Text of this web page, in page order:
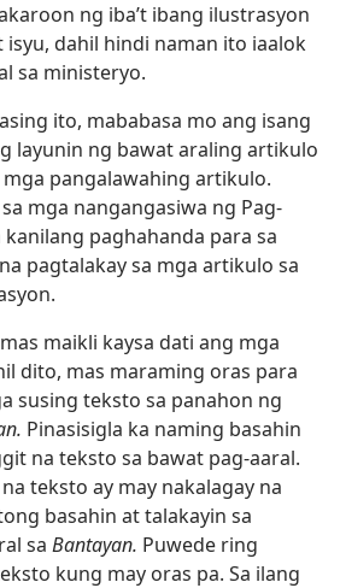
ng iba’t ibang ilustrasyon
isyu, dahil hindi naman ito iaalok
sa ministeryo.
ito, mababasa mo ang isang
layunin ng bawat araling artikulo
pangalawahing artikulo.
mga nangangasiwa ng Pag-
kanilang paghahanda para sa
pagtalakay sa mga artikulo sa
maikli kaysa dati ang mga
dito, mas maraming oras para
susing teksto sa panahon ng
Pinasisigla ka naming basahin
na teksto sa bawat pag-aaral.
teksto ay may nakalagay na
basahin at talakayin sa
sa Bantayan. Puwede ring
kung may oras pa. Sa ilang